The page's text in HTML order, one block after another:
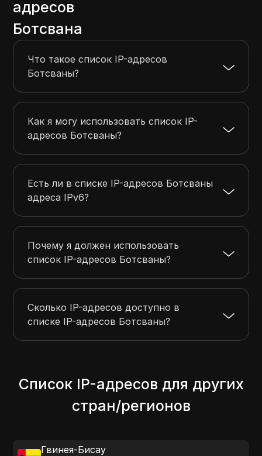
154.0.16.0
154.120.210.0
156.38.4.0
156.38.7.255
156.38.16.0
адресов
Ботсвана
Что такое список IP-адресов
Ботсваны?
Как я могу использовать список IP-
адресов Ботсваны?
Есть ли в списке IP-адресов Ботсваны
адреса IPv6?
Почему я должен использовать
список IP-адресов Ботсваны?
Сколько IP-адресов доступно в
списке IP-адресов Ботсваны?
Список IP-адресов для других
стран/регионов
Гвинея-Бисау